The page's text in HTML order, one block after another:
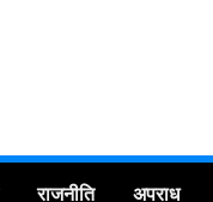
राजनीति अपराध